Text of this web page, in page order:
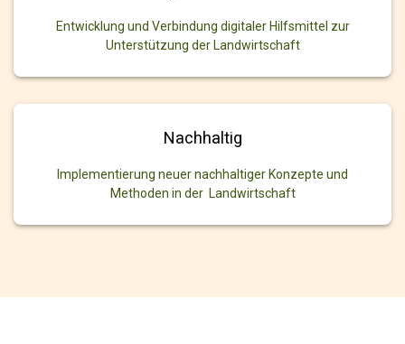
Entwicklung und Verbindung digitaler Hilfsmittel zur
Unterstützung der Landwirtschaft
Nachhaltig
Implementierung neuer nachhaltiger Konzepte und
Methoden in der Landwirtschaft